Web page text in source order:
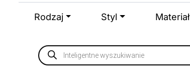
Rodzaj Styl Materiał
Wyszukiwarka
produktów